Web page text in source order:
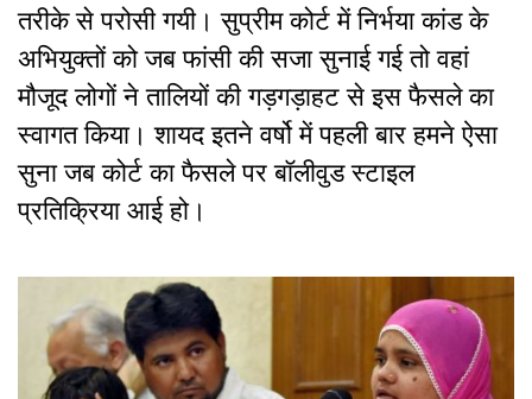
तरीके से परोसी गयी। सुप्रीम कोर्ट में निर्भया कांड के
अभियुक्तों को जब फांसी की सजा सुनाई गई तो वहां
मौजूद लोगों ने तालियों की गड़गड़ाहट से इस फैसले का
स्वागत किया। शायद इतने वर्षो में पहली बार हमने ऐसा
सुना जब कोर्टका फैसले पर बॉलीवुड स्टाइल
प्रतिक्रिया आई हो।